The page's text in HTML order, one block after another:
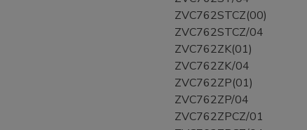
ZVC762STCZ(00)
ZVC762STCZ/04
ZVC762ZK(01)
ZVC762ZK/04
ZVC762ZP(01)
ZVC762ZP/04
ZVC762ZPCZ/01